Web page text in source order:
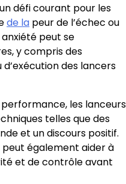
défi courant pour les
de la peur de l’échec ou
peut se
y compris des
des lancers
les lanceurs
telles que des
et un discours positif.
également aider à
et de contrôle avant